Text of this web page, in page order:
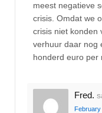
meest negatieve
crisis. Omdat we
crisis niet konden
verhuur daar nog
honderd euro per
Fred.
February